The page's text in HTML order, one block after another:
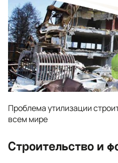
Проблема утилизации
всем мире
Строительство и